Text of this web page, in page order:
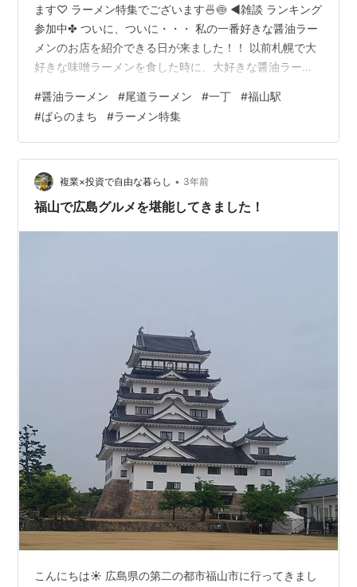
ます♡ ラーメン特集でございます🍜🍥 ◀雑談 ランキング
参加中✤ ついに、ついに・・・ 私の一番好きな醤油ラー
メンのお店を紹介できる日が来ました！！ 以前札幌で大
好きな味噌ラーメンを食した時に、大好きな醤油ラーメ
mimitare3.hatenablog.com 私は大まかにラーメンの種類
でいくと醤油が好きです。 皆さんご存知であろう、全国
に存在してくれる【来来亭の醤油ラーメン】が癒しで
す。ラーメン食べたい！と思ったらなんとか行ける範囲
にあるため、食べに行きます。 www.rairaitei.co.jp…
#醤油ラーメン #尾道ラーメン #一丁 #福山駅
#ばらのまち #ラーメン特集
複業×投資で自由な暮らし • 3年前
福山で広島グルメを堪能してきました！
こんにちは☀ 広島県の第二の都市福山市に行ってきまし